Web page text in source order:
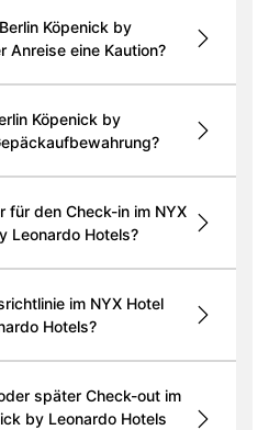
Köpenick by
Anreise eine Kaution?
Köpenick by
für den Check-in im NYX
Leonardo Hotels?
im NYX Hotel
Hotels?
später Check-out im
by Leonardo Hotels